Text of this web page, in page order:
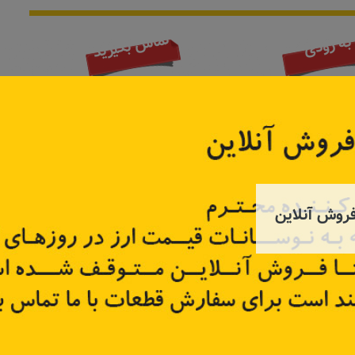
به زودی
صندوق چپ
26555-
تماس بگیرید
چراغ نمره مگان
کد قطعه:8200480127
اطلاعات بیشتر
چراغ
کد
آنلاین